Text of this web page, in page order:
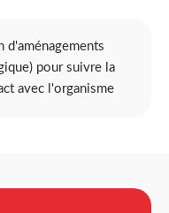
d'aménagements
pour suivre la
avec l'organisme